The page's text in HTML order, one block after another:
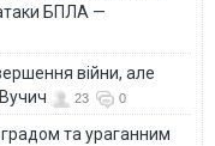
БПЛА —
війни, але
23 0
та ураганним